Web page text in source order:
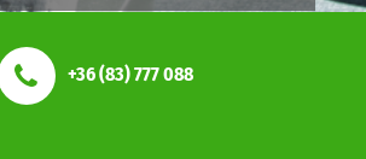
+36 (83) 777 088